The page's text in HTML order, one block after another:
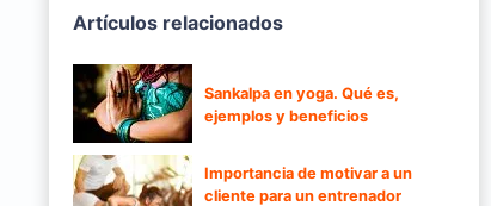
Artículos relacionados
Sankalpa en yoga. Qué es,
ejemplos y beneficios
Importancia de motivar a un
cliente para un entrenador